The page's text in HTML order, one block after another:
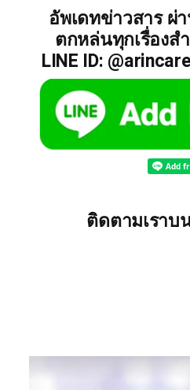
อัพเดทข่าวสาร ผ่
ตกหล่นทุกเรื่องส
LINE ID:
ติดตามเราบ